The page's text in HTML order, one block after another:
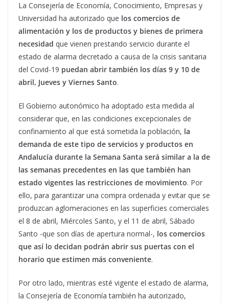
La Consejería de Economía, Conocimiento, Empresas y
Universidad ha autorizado que los comercios de
alimentación y los de productos y bienes de primera
necesidad que vienen prestando servicio durante el
estado de alarma decretado a causa de la crisis sanitaria
del Covid-19 puedan abrir también los días 9 y 10 de
abril, Jueves y Viernes Santo.
El Gobierno autonómico ha adoptado esta medida al
considerar que, en las condiciones excepcionales de
confinamiento al que está sometida la población, la
demanda de este tipo de servicios y productos en
Andalucía durante la Semana Santa será similar a la de
las semanas precedentes en las que también han
estado vigentes las restricciones de movimiento. Por
ello, para garantizar una compra ordenada y evitar que se
produzcan aglomeraciones en las superficies comerciales
el 8 de abril, Miércoles Santo, y el 11 de abril, Sábado
Santo -que son días de apertura normal-, los comercios
que así lo decidan podrán abrir sus puertas con el
horario que estimen más conveniente.
Por otro lado, mientras esté vigente el estado de alarma,
la Consejería de Economía también ha autorizado,